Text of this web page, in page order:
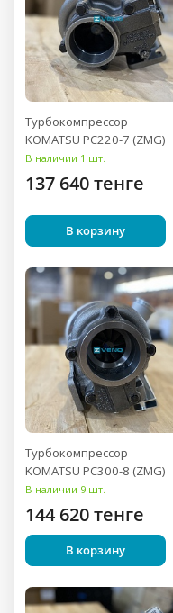
Турбокомпрессор
KOMATSU PC220-7 (ZMG)
В наличии 1 шт.
137 640 тенге
В корзину
Турбокомпрессор
KOMATSU PC300-8 (ZMG)
В наличии 9 шт.
144 620 тенге
В корзину